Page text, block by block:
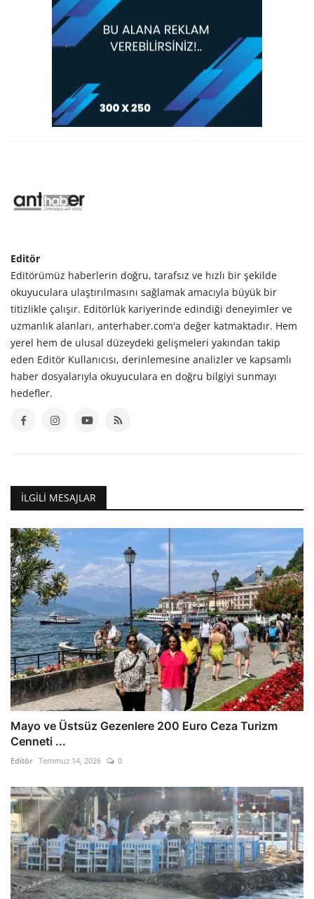
Editör
Editörümüz haberlerin doğru, tarafsız ve hızlı bir şekilde
okuyuculara ulaştırılmasını sağlamak amacıyla büyük bir
titizlikle çalışır. Editörlük kariyerinde edindiği deneyimler ve
uzmanlık alanları, anterhaber.com'a değer katmaktadır. Hem
yerel hem de ulusal düzeydeki gelişmeleri yakından takip
eden Editör Kullanıcısı, derinlemesine analizler ve kapsamlı
haber dosyalarıyla okuyuculara en doğru bilgiyi sunmayı
hedefler.
İLGILI MESAJLAR
Mayo ve Üstsüz Gezenlere 200 Euro Ceza Turizm
Cenneti ...
Editör Temmuz 14, 2026 0